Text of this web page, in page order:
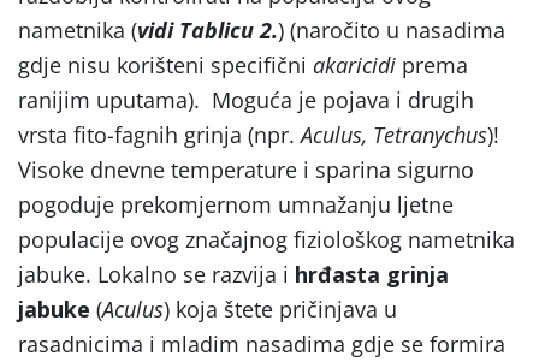
nametnika (vidi Tablicu 2.) (naročito u nasadima
gdje nisu korišteni specifični akaricidi prema
ranijim uputama). Moguća je pojava i drugih
vrsta fito-fagnih grinja (npr.Aculus, Tetranychus)!
Visoke dnevne temperature i sparina sigurno
pogoduje prekomjernom umnažanju ljetne
populacije ovog značajnog fiziološkog nametnika
jabuke. Lokalno se razvija i hrđasta grinja
jabuke (Aculus) koja štete pričinjava u
rasadnicima i mladim nasadima gdje se formira